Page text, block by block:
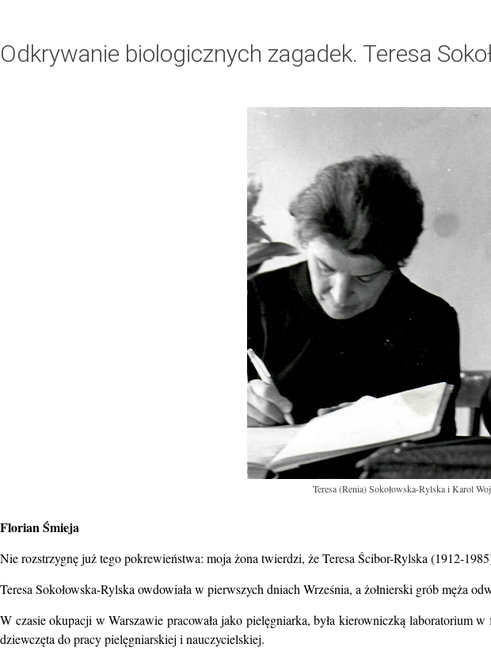
Odkrywanie biologicznych zagadek. Teresa
Teresa (Renia) Sokołowska-Rylska i Karol
Florian Śmieja
Nie rozstrzygnę już tego pokrewieństwa: moja żona twierdzi, że Teresa Ścibor-Rylska (1912-
Teresa Sokołowska-Rylska owdowiała w pierwszych dniach Września, a żołnierski grób męża
W czasie okupacji w Warszawie pracowała jako pielęgniarka, była kierowniczką laboratorium
dziewczęta do pracy pielęgniarskiej i nauczycielskiej.